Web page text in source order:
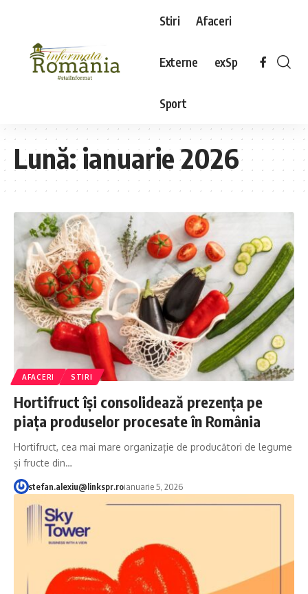
Stiri Afaceri
Externe exSp
Sport
Lună:ianuarie 2026
AFACERI STIRI
Hortifruct își consolidează prezența pe
piața produselor procesate în România
Hortifruct, cea mai mare organizație de producători de legume
și fructe din…
stefan.alexiu@linkspr.roianuarie 5, 2026